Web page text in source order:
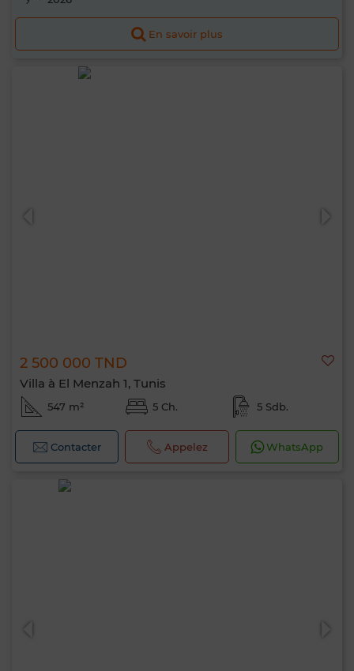
En savoir plus
2 500 000 TND
Villa à El Menzah 1, Tunis
547 m² 5 Ch. 5 Sdb.
Contacter Appelez WhatsApp